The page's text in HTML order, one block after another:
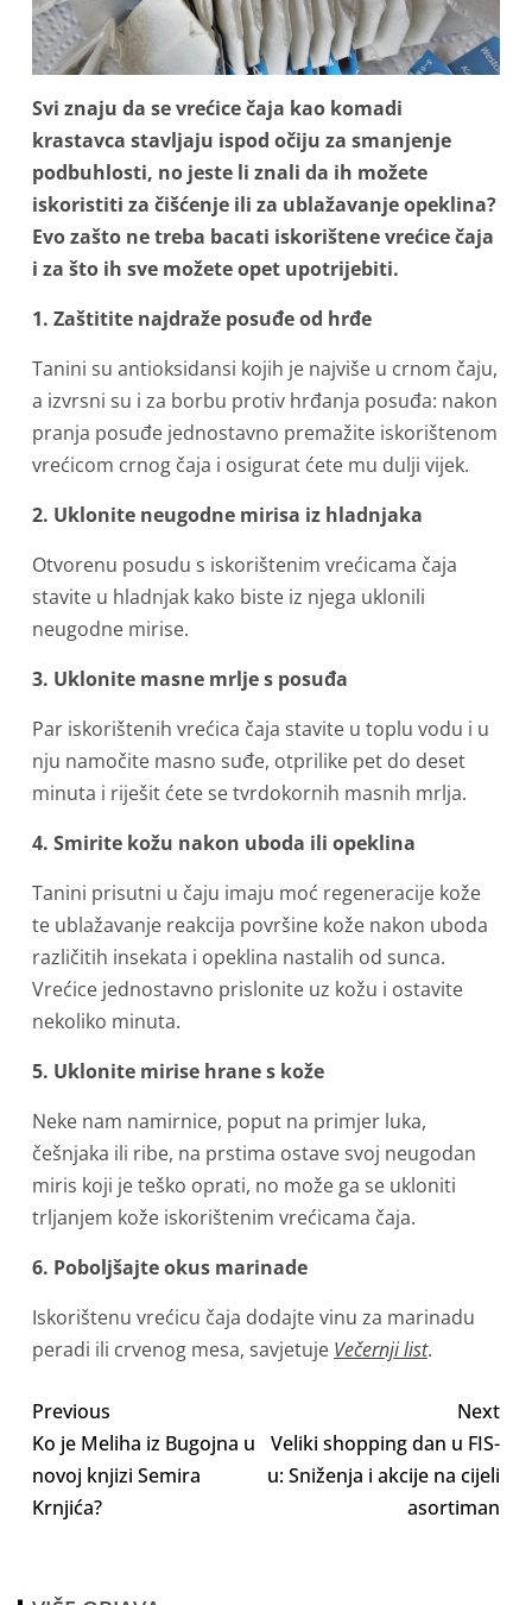
Svi znaju da se vrećice čaja kao komadi
krastavca stavljaju ispod očiju za smanjenje
podbuhlosti, no jeste li znali da ih možete
iskoristiti za čišćenje ili za ublažavanje opeklina?
Evo zašto ne treba bacati iskorištene vrećice čaja
i za što ih sve možete opet upotrijebiti.
1. Zaštitite najdraže posuđe od hrđe
Tanini su antioksidansi kojih je najviše u crnom čaju,
a izvrsni su i za borbu protiv hrđanja posuđa: nakon
pranja posuđe jednostavno premažite iskorištenom
vrećicom crnog čaja i osigurat ćete mu dulji vijek.
2. Uklonite neugodne mirisa iz hladnjaka
Otvorenu posudu s iskorištenim vrećicama čaja
stavite u hladnjak kako biste iz njega uklonili
neugodne mirise.
3. Uklonite masne mrlje s posuđa
Par iskorištenih vrećica čaja stavite u toplu vodu i u
nju namočite masno suđe, otprilike pet do deset
minuta i riješit ćete se tvrdokornih masnih mrlja.
4. Smirite kožu nakon uboda ili opeklina
Tanini prisutni u čaju imaju moć regeneracije kože
te ublažavanje reakcija površine kože nakon uboda
različitih insekata i opeklina nastalih od sunca.
Vrećice jednostavno prislonite uz kožu i ostavite
nekoliko minuta.
5. Uklonite mirise hrane s kože
Neke nam namirnice, poput na primjer luka,
češnjaka ili ribe, na prstima ostave svoj neugodan
miris koji je teško oprati, no može ga se ukloniti
trljanjem kože iskorištenim vrećicama čaja.
6. Poboljšajte okus marinade
Iskorištenu vrećicu čaja dodajte vinu za marinadu
peradi ili crvenog mesa, savjetuje Večernji list.
Previous
Ko je Meliha iz Bugojna u
novoj knjizi Semira
Krnjića?
Next
Veliki shopping dan u FIS-
u: Sniženja i akcije na cijeli
asortiman